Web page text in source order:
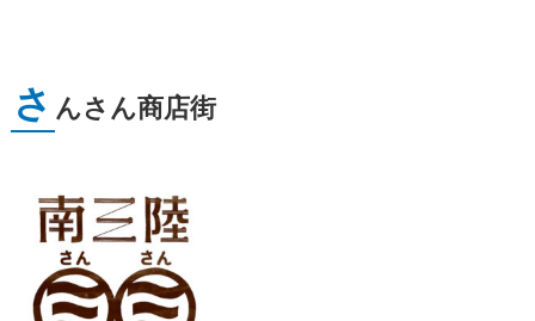
さ んさん商店街